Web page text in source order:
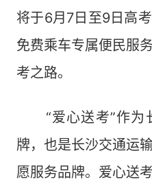
将于6月7日至9日高
免费乘车专属便民服
考之路。
“爱心送考”作为
牌，也是长沙交通运
愿服务品牌。爱心送